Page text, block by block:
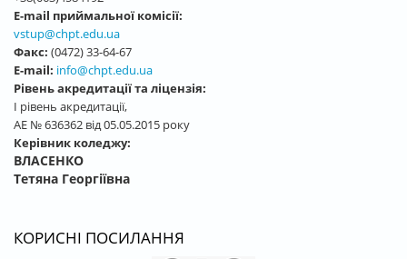
E-mail приймальної комісії:
vstup@chpt.edu.ua
Факс: (0472) 33-64-67
E-mail: info@chpt.edu.ua
Рівень акредитації та ліцензія:
І рівень акредитації,
АЕ № 636362 від 05.05.2015 року
Керівник коледжу:
ВЛАСЕНКО
Тетяна Георгіївна
КОРИСНІ ПОСИЛАННЯ